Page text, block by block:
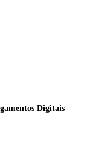
Digitais